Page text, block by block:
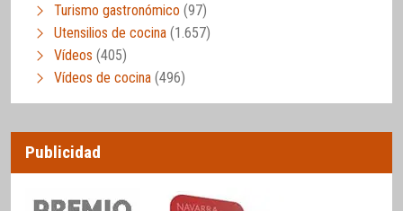
Turismo gastronómico (97)
Utensilios de cocina (1.657)
Vídeos (405)
Vídeos de cocina (496)
Publicidad